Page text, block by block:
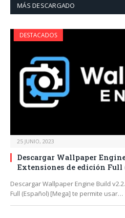
MÁS DESCARGADO
DESTACADOS
25 JUNIO, 2023
Descargar Wallpaper
Extensiones de edición Full
Descargar Wallpaper Engine Build
Full (Español) [Mega] te permite usar…